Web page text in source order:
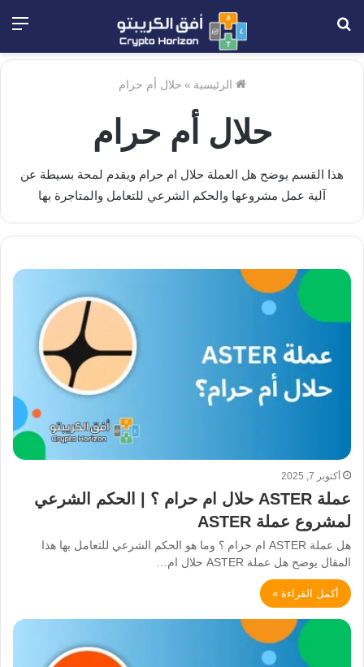
الرئيسية » حلال أم حرام
حلال أم حرام
هذا القسم يوضح هل العملة حلال ام حرام ويقدم لمحة بسيطة عن
آلية عمل مشروعها والحكم الشرعي للتعامل والمتاجرة بها
أكتوبر 7, 2025
عملة ASTER حلال ام حرام ؟ | الحكم الشرعي
لمشروع عملة ASTER
هل عملة ASTER ام حرام ؟ وما هو الحكم الشرعي للتعامل بها هذا
المقال يوضح هل عملة ASTER حلال ام…
أكمل القراءة »